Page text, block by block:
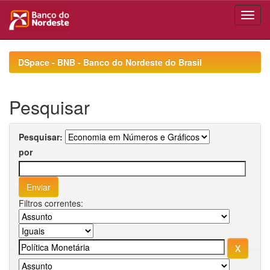
navigationDSpace - BNB - Banco do Nordeste do Brasil
Pesquisar
Pesquisar:
por
Filtros correntes: